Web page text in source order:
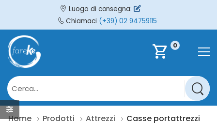
Luogo di consegna:
Chiamaci (+39) 02 94759115
shopping_cart 0
Home Prodotti Attrezzi Casse portattrezzi